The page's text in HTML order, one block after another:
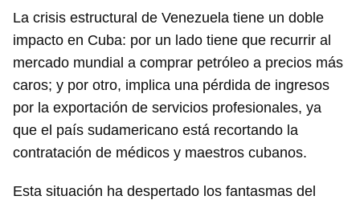
La crisis estructural de Venezuela tiene un doble
impacto en Cuba: por un lado tiene que recurrir al
mercado mundial a comprar petróleo a precios más
caros; y por otro, implica una pérdida de ingresos
por la exportación de servicios profesionales, ya
que el país sudamericano está recortando la
contratación de médicos y maestros cubanos.
Esta situación ha despertado los fantasmas del